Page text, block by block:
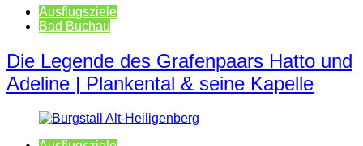
Ausflugsziele
Bad Buchau
Die Legende des Grafenpaars Hatto und
Adeline | Plankental & seine Kapelle